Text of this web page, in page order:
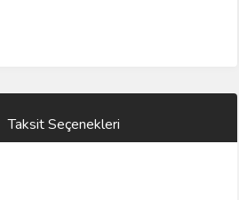
Taksit Seçenekleri